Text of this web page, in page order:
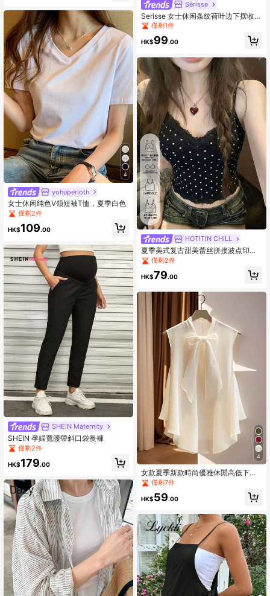
4
yohuperloth
女士休闲纯色V领短袖T恤，夏季白色
僅剩2件
HK$109.00
SHEIN Maternity
SHEIN 孕婦寬腰帶斜口袋長褲
僅剩2件
HK$179.00
Serisse
Serisse 女士休闲条纹荷叶边下摆收腰
衬衫，夏季
僅剩1件
HK$99.00
HOTITIN CHILL
夏季美式复古甜美蕾丝拼接波点印花
修身吊带背心，适合街头、约会、度
假和外出休闲穿着，黑色
僅剩2件
HK$79.00
4
女款夏季新款時尚優雅休閒高低下擺
蝴蝶結領無袖上衣
僅剩7件
HK$59.00